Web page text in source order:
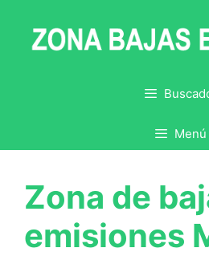
contenido
Menú
Zona de
emisiones